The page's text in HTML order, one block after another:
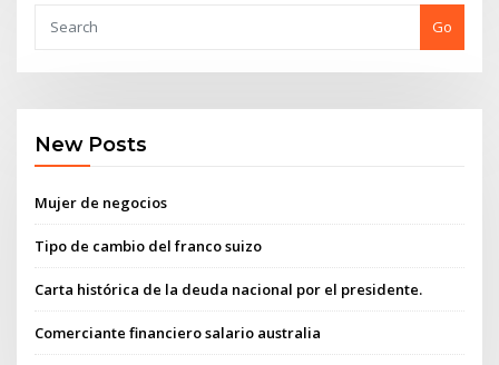
Go
New Posts
Mujer de negocios
Tipo de cambio del franco suizo
Carta histórica de la deuda nacional por el presidente.
Comerciante financiero salario australia